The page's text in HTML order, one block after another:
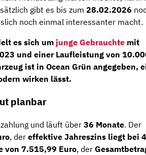
gibt es bis zum 28.02.2026
noch einmal interessanter macht.
es sich um junge Gebrauchte mit
und einer Laufleistung von
ist in Ocean Grün angegeben,
wirken lässt.
planbar
und läuft über36 Monate. Der
, der effektive Jahreszins liegt bei
von 7.515,99 Euro, der